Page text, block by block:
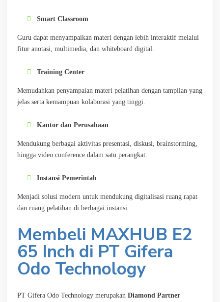
Smart Classroom
Guru dapat menyampaikan materi dengan lebih interaktif melalui
fitur anotasi, multimedia, dan whiteboard digital.
Training Center
Memudahkan penyampaian materi pelatihan dengan tampilan yang
jelas serta kemampuan kolaborasi yang tinggi.
Kantor dan Perusahaan
Mendukung berbagai aktivitas presentasi, diskusi, brainstorming,
hingga video conference dalam satu perangkat.
Instansi Pemerintah
Menjadi solusi modern untuk mendukung digitalisasi ruang rapat
dan ruang pelatihan di berbagai instansi.
Membeli MAXHUB E2
65 Inch di PT Gifera
Odo Technology
PT Gifera Odo Technology merupakan Diamond Partner